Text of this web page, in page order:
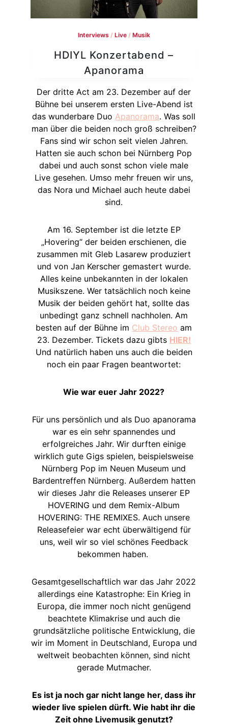
Interviews/ Live/ Musik
HDIYL Konzertabend –
Apanorama
Der dritte Act am 23. Dezember auf der
Bühne bei unserem ersten Live-Abend ist
das wunderbare Duo Apanorama. Was soll
man über die beiden noch groß schreiben?
Fans sind wir schon seit vielen Jahren.
Hatten sie auch schon bei Nürnberg Pop
dabei und auch sonst schon viele male
Live gesehen. Umso mehr freuen wir uns,
das Nora und Michael auch heute dabei
sind.
Am 16. September ist die letzte EP
„Hovering“ der beiden erschienen, die
zusammen mit Gleb Lasarew produziert
und von Jan Kerscher gemastert wurde.
Alles keine unbekannten in der lokalen
Musikszene. Wer tatsächlich noch keine
Musik der beiden gehört hat, sollte das
unbedingt ganz schnell nachholen. Am
besten auf der Bühne im Club Stereo am
23. Dezember. Tickets dazu gibts HIER!
Und natürlich haben uns auch die beiden
noch ein paar Fragen beantwortet:
Wie war euer Jahr 2022?
Für uns persönlich und als Duo apanorama
war es ein sehr spannendes und
erfolgreiches Jahr. Wir durften einige
wirklich gute Gigs spielen, beispielsweise
Nürnberg Pop im Neuen Museum und
Bardentreffen Nürnberg. Außerdem hatten
wir dieses Jahr die Releases unserer EP
HOVERING und dem Remix-Album
HOVERING: THE REMIXES. Auch unsere
Releasefeier war echt überwältigend für
uns, weil wir so viel schönes Feedback
bekommen haben.
Gesamtgesellschaftlich war das Jahr 2022
allerdings eine Katastrophe: Ein Krieg in
Europa, die immer noch nicht genügend
beachtete Klimakrise und auch die
grundsätzliche politische Entwicklung, die
wir im Moment in Deutschland, Europa und
weltweit beobachten können, sind nicht
gerade Mutmacher.
Es ist ja noch gar nicht lange her, dass ihr
wieder live spielen dürft. Wie habt ihr die
Zeit ohne Livemusik genutzt?